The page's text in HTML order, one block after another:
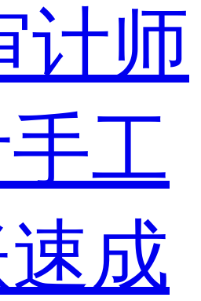
计师
工
成